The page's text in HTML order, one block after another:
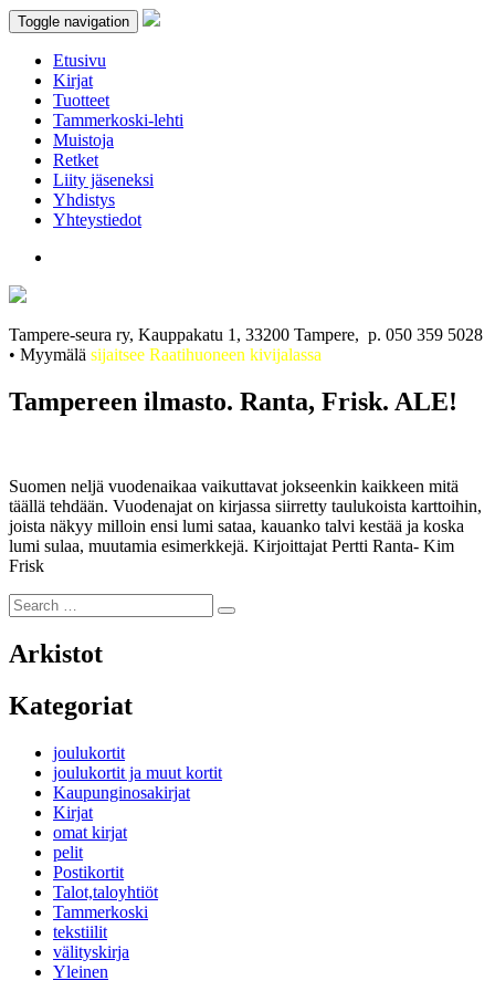
Toggle navigation
Etusivu
Kirjat
Tuotteet
Tammerkoski-lehti
Muistoja
Retket
Liity jäseneksi
Yhdistys
Yhteystiedot
Tampere-seura ry, Kauppakatu 1, 33200 Tampere, p. 050 359 5028
• Myymälä sijaitsee Raatihuoneen kivijalassa
Tampereen ilmasto. Ranta, Frisk. ALE!
Suomen neljä vuodenaikaa vaikuttavat jokseenkin kaikkeen mitä
täällä tehdään. Vuodenajat on kirjassa siirretty taulukoista karttoihin,
joista näkyy milloin ensi lumi sataa, kauanko talvi kestää ja koska
lumi sulaa, muutamia esimerkkejä. Kirjoittajat Pertti Ranta- Kim
Frisk
Search
for:
Search
Arkistot
Kategoriat
joulukortit
joulukortit ja muut kortit
Kaupunginosakirjat
Kirjat
omat kirjat
pelit
Postikortit
Talot,taloyhtiöt
Tammerkoski
tekstiilit
välityskirja
Yleinen